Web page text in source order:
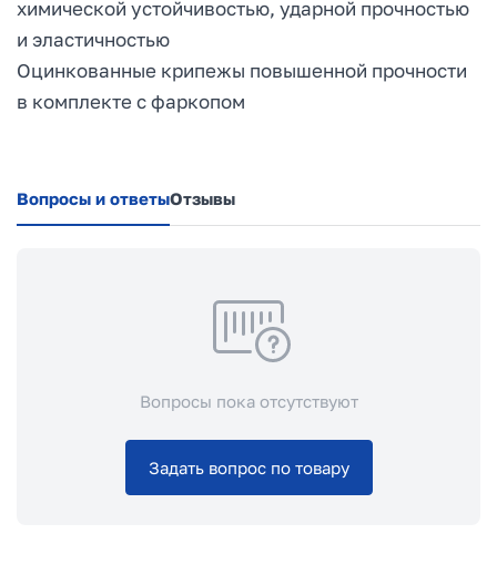
химической устойчивостью, ударной прочностью
и эластичностью
Оцинкованные крипежы повышенной прочности
в комплекте с фаркопом
Вопросы и ответыОтзывы
Вопросы пока отсутствуют
Задать вопрос по товару